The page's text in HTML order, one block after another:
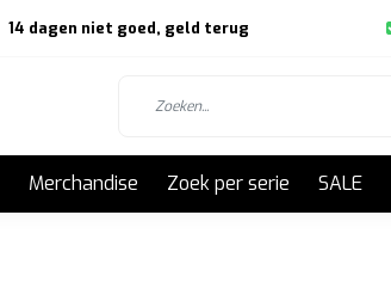
14 dagen niet goed, geld terug
Merchandise Zoek per serie SALE